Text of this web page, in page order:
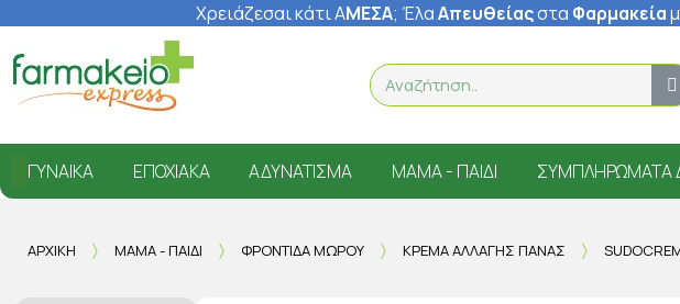
Χρειάζεσαι κάτι ΑΜΕΣΑ; ΈλαΑπευθείαςστα Φαρμακεία
ΓΥΝΑΊΚΑ ΕΠΟΧΙΑΚΆ ΑΔΥΝΆΤΙΣΜΑ ΜΑΜΆ - ΠΑΙΔΊ ΣΥΜΠΛΗΡΏΜΑΤΑ
ΑΡΧΙΚΉ ΜΑΜΆ - ΠΑΙΔΊ ΦΡΟΝΤΊΔΑ ΜΩΡΟΎ ΚΡΈΜΑ ΑΛΛΑΓΉΣ ΠΆΝΑΣ